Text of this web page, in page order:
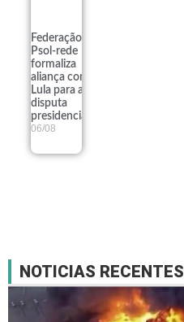
Federação
Psol-rede
formaliza
aliança com
Lula para a
disputa
presidencial
06/08
NOTICIAS RECENTES